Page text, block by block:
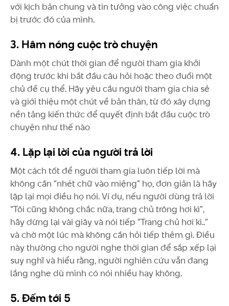
với kịch bản chung và tin tưởng vào công việc chuẩn
bị trước đó của mình.
3. Hâm nóng cuộc trò chuyện
Dành một chút thời gian để người tham gia khởi
động trước khi bắt đầu câu hỏi hoặc theo đuổi một
chủ đề cụ thể. Hãy yêu cầu người tham gia chia sẻ
và giới thiệu một chút về bản thân, từ đó xây dựng
nền tảng kiến thức để quyết định bắt đầu cuộc trò
chuyện như thế nào
4. Lặp lại lời của người trả lời
Một cách tốt để người tham gia luôn tiếp lời mà
không cần “nhét chữ vào miệng” họ, đơn giản là hãy
lặp lại mọi điều họ nói. Ví dụ, nếu người dùng trả lời
“Tôi cũng không chắc nữa, trang chủ trông hơi kì”,
hãy dừng lại vài giây và nói tiếp “Trang chủ hơi kì..”
và chờ một lúc mà không cần hỏi tiếp thêm gì. Điều
này thường cho người nghe thời gian để sắp xếp lại
suy nghĩ và hiểu rằng, người nghiên cứu vẫn đang
lắng nghe dù mình có nói nhiều hay không.
5. Đếm tới 5